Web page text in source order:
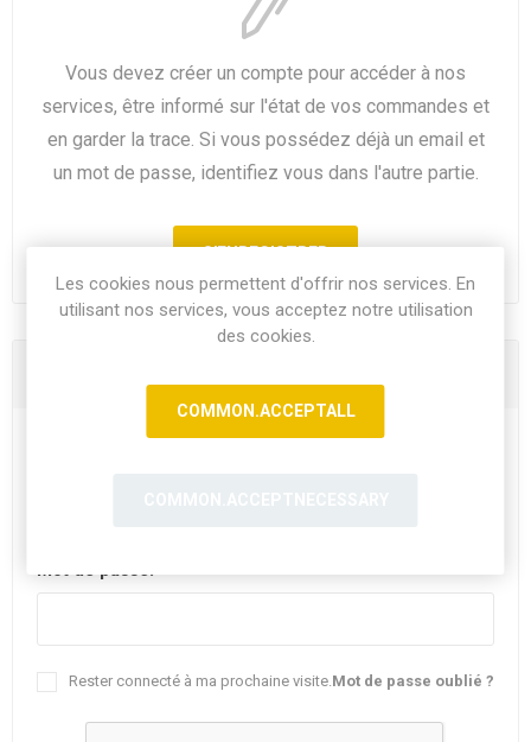
Vous devez créer un compte pour accéder à nos
services, être informé sur l'état de vos commandes et
en garder la trace. Si vous possédez déjà un email et
un mot de passe, identifiez vous dans l'autre partie.
Mot de passe:
Mot de passe oublié ?
Rester connecté à ma prochaine visite.
Les cookies nous permettent d'offrir nos services. En
utilisant nos services, vous acceptez notre utilisation
des cookies.
COMMON.ACCEPTALL